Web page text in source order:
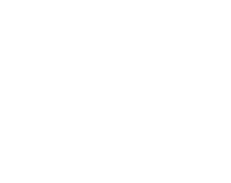
Vahinés
Jardin